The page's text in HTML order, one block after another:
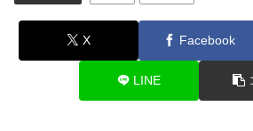
X Facebook
LINE